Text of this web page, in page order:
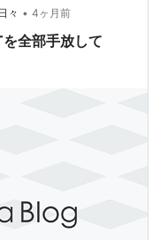
々 • 4ヶ月前
全部手放して